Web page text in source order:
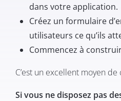
dans votre application.
Créez un formulaire
utilisateurs ce qu’ils
Commencez à
C’est un excellent moyen
Si vous ne disposez pas